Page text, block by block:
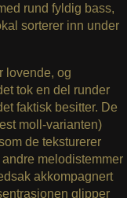
rund fyldig bass,
sorterer inn under
lovende, og
tok en del runder
faktisk besitter. De
moll-varianten)
de teksturerer
melodistemmer
akkompagnert
glipper